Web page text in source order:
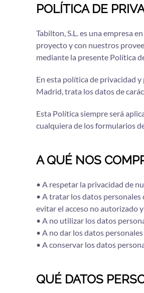
POLÍTICA DE
Tabilton, S.L. es una empresa
proyecto y con nuestros
mediante la presente Política
En esta política de privacidad
Madrid, trata los datos de
Esta Política siempre será
cualquiera de los formularios
A QUÉ NOS
• A respetar la privacidad de
• A tratar los datos
evitar el acceso no autorizado
• A no utilizar los datos
• A no dar los datos
• A conservar los datos
QUÉ DATOS